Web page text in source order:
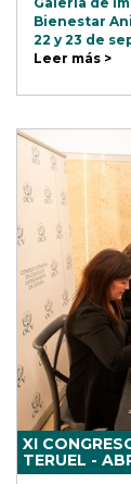
Bienestar
22 y 23 de
Leer más >
XI
TERUEL -